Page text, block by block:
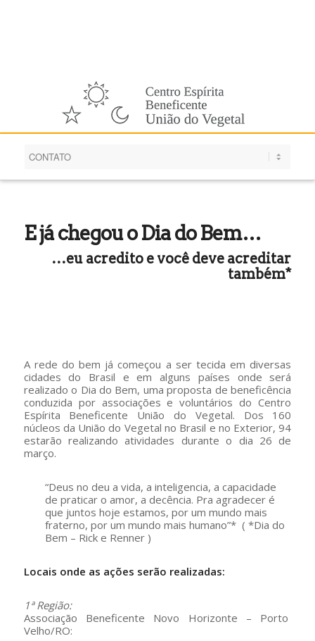
E já chegou o Dia do Bem…
…eu acredito e você deve acreditar
também*
A rede do bem já começou a ser tecida em diversas
cidades do Brasil e em alguns países onde será
realizado o Dia do Bem, uma proposta de beneficência
conduzida por associações e voluntários do Centro
Espírita Beneficente União do Vegetal. Dos 160
núcleos da União do Vegetal no Brasil e no Exterior, 94
estarão realizando atividades durante o dia 26 de
março.
“Deus no deu a vida, a inteligencia, a capacidade
de praticar o amor, a decência. Pra agradecer é
que juntos hoje estamos, por um mundo mais
fraterno, por um mundo mais humano”* ( *Dia do
Bem – Rick e Renner )
Locais onde as ações serão realizadas:
1ª Região:
Associação Beneficente Novo Horizonte – Porto
Velho/RO: